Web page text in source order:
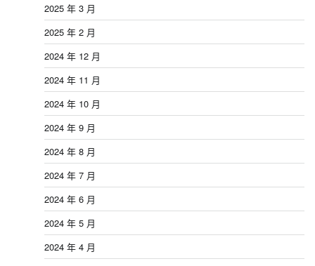
2025 年 3 月
2025 年 2 月
2024 年 12 月
2024 年 11 月
2024 年 10 月
2024 年 9 月
2024 年 8 月
2024 年 7 月
2024 年 6 月
2024 年 5 月
2024 年 4 月